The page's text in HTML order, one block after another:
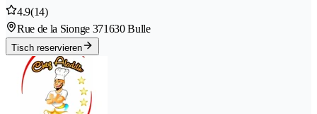
4.9(14)
Rue de la Sionge 371630 Bulle
Tisch reservieren